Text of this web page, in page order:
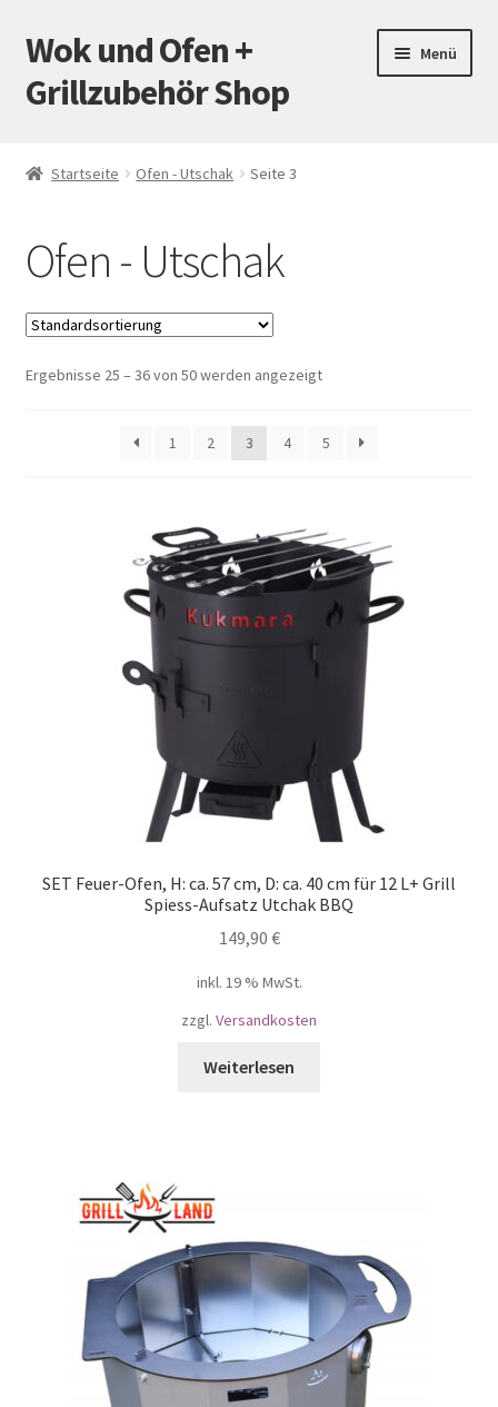
Zur
Navigation
springen
Zum
Inhalt
springen
Wok und Ofen +
Grillzubehör Shop
Menü
Warenkorb
Versand
Zahlungsarten
Startseite Ofen - Utschak Seite 3
Ofen - Utschak
Ergebnisse 25 – 36 von 50 werden angezeigt
1 2 3 4 5
SET Feuer-Ofen, H: ca. 57 cm, D: ca. 40 cm für 12 L+ Grill
Spiess-Aufsatz Utchak BBQ
149,90 €
inkl. 19 % MwSt.
zzgl. Versandkosten
Weiterlesen